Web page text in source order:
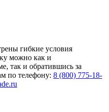
гибкие условия
можно как и
так и обратившись за
по телефону: 8 (800) 775-18-